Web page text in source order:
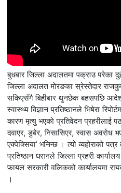
बुधबार जिल्ला अदालतमा पक्राउ परेका
जिल्ला अदालत मोरङका स्रेस्तेदार
सकिएसँगै बिहीबार थुनछेक बहसपछि
स्वास्थ्य विज्ञान प्रतिष्ठानले भिषेरा
कारण मृत्यु भएको प्रतिवेदन प्रहरीलाई
दवाएर, डुबेर, निसासिएर, स्वास अवरोध
एक्पेक्सिया’ भनिन्छ । त्यो व्यहोराको पत्र
प्रतिष्ठान धरानले जिल्ला प्रहरी
फायल सरकारी वलिकको कार्यालयमा
।